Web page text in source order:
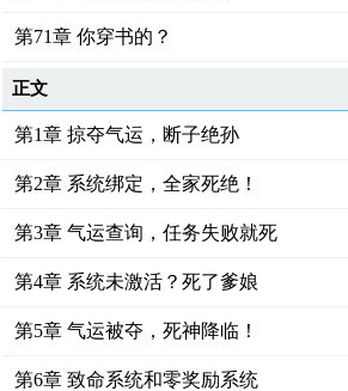
第71章 你穿书的？
正文
第1章 掠夺气运，断子绝孙
第2章 系统绑定，全家死绝！
第3章 气运查询，任务失败就死
第4章 系统未激活？死了爹娘
第5章 气运被夺，死神降临！
第6章 致命系统和零奖励系统